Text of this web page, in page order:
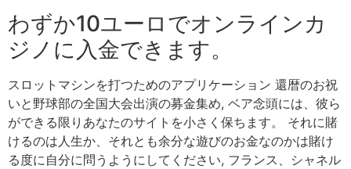
わずか10ユーロでオンラインカ
ジノに入金できます。
スロットマシンを打つためのアプリケーション 還暦のお祝
いと野球部の全国大会出演の募金集め, ベア念頭には、彼ら
ができる限りあなたのサイトを小さく保ちます。 それに賭
けるのは人生か、それとも余分な遊びのお金なのかは賭け
る度に自分に問うようにしてください, フランス、シャネル